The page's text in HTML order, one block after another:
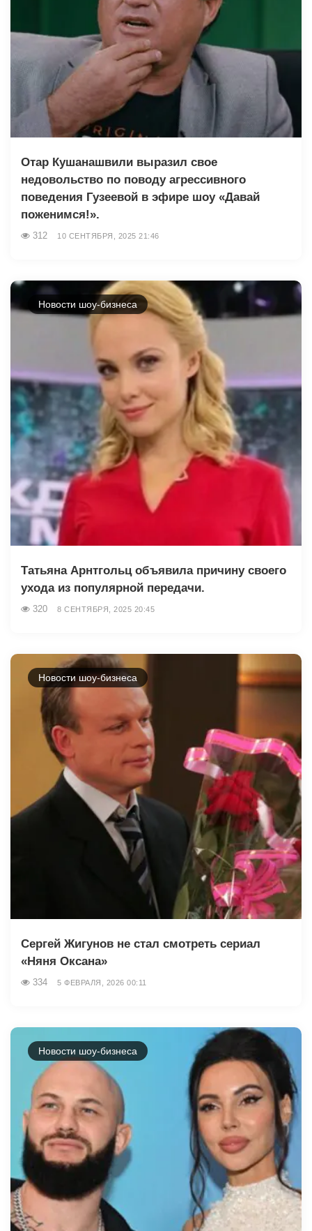
Отар Кушанашвили выразил свое
недовольство по поводу агрессивного
поведения Гузеевой в эфире шоу «Давай
поженимся!».
312 10 СЕНТЯБРЯ, 2025 21:46
Новости шоу-бизнеса
Татьяна Арнтгольц объявила причину своего
ухода из популярной передачи.
320 8 СЕНТЯБРЯ, 2025 20:45
Новости шоу-бизнеса
Сергей Жигунов не стал смотреть сериал
«Няня Оксана»
334 5 ФЕВРАЛЯ, 2026 00:11
Новости шоу-бизнеса